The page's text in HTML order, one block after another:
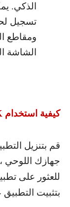
الذكي.
تسجيل
ومقاطع
الشاشة
كيفية استخدام
قم بتنزيل
جهازك اللوحي
للعثور على
بتثبيت